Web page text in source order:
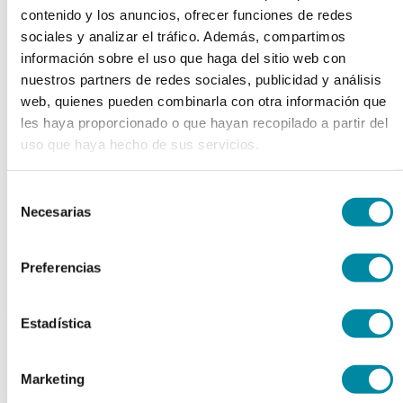
contenido y los anuncios, ofrecer funciones de redes
sociales y analizar el tráfico. Además, compartimos
información sobre el uso que haga del sitio web con
nuestros partners de redes sociales, publicidad y análisis
web, quienes pueden combinarla con otra información que
les haya proporcionado o que hayan recopilado a partir del
uso que haya hecho de sus servicios.
Necesarias
Preferencias
Estadística
Marketing
chevron_left chevron_right
ALUMINIO POTASIO